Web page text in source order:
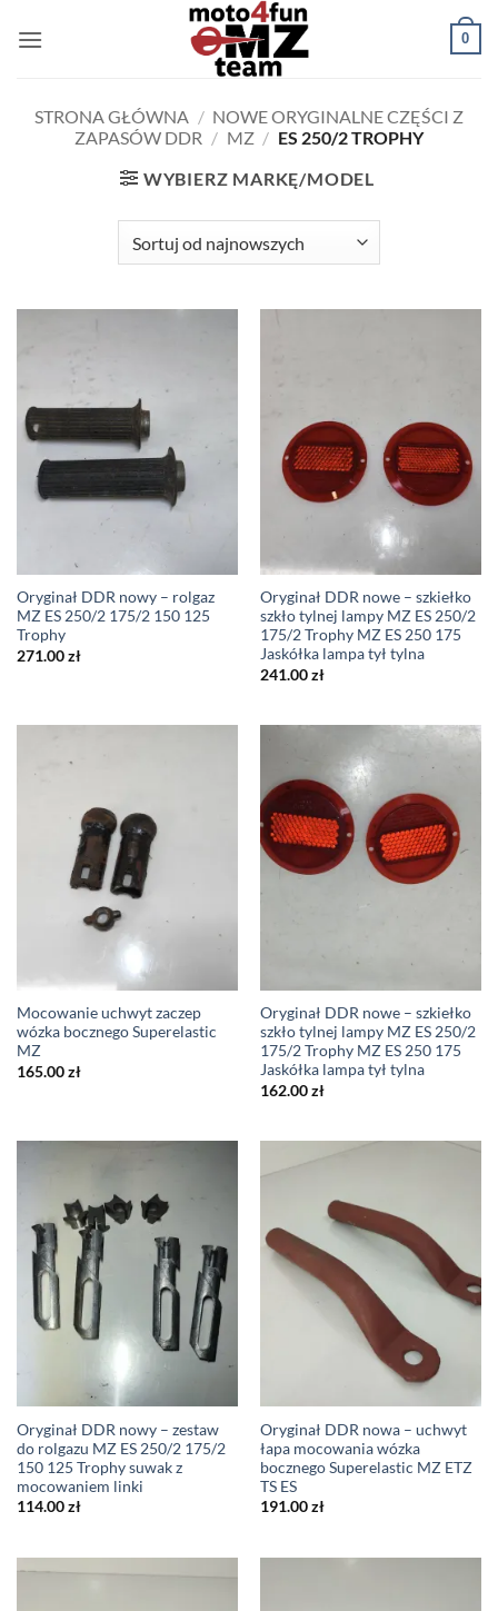
0
STRONA GŁÓWNA / NOWE ORYGINALNE CZĘŚCI Z
ZAPASÓW DDR / MZ / ES 250/2 TROPHY
WYBIERZ MARKĘ/MODEL
Oryginał DDR nowy – rolgaz
MZ ES 250/2 175/2 150 125
Trophy
271.00zł
Oryginał DDR nowe – szkiełko
szkło tylnej lampy MZ ES 250/2
175/2 Trophy MZ ES 250 175
Jaskółka lampa tył tylna
241.00zł
Mocowanie uchwyt zaczep
wózka bocznego Superelastic
MZ
165.00zł
Oryginał DDR nowe – szkiełko
szkło tylnej lampy MZ ES 250/2
175/2 Trophy MZ ES 250 175
Jaskółka lampa tył tylna
162.00zł
Oryginał DDR nowy – zestaw
do rolgazu MZ ES 250/2 175/2
150 125 Trophy suwak z
mocowaniem linki
114.00zł
Oryginał DDR nowa – uchwyt
łapa mocowania wózka
bocznego Superelastic MZ ETZ
TS ES
191.00zł